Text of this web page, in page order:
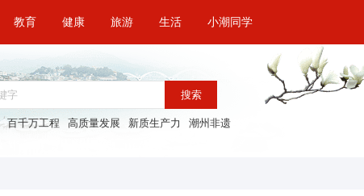
教育 健康 旅游 生活 小潮同学
搜索
百千万工程 高质量发展 新质生产力 潮州非遗